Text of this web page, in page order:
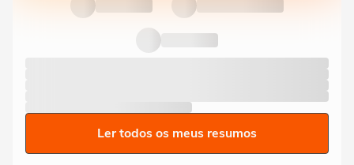
Ler todos os meus resumos